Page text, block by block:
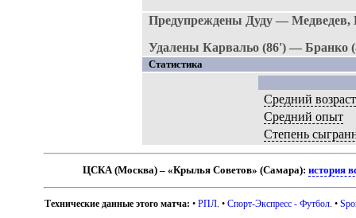
Предупреждены Дуду — Медведев,
Удалены Карвальо (86') — Бранко
Статистика
Средний возраст
Средний опыт
Степень
ЦСКА (Москва) – «Крылья Советов» (Самара):история
Технические данные этого матча: •РПЛ . •Спорт-Экспресс - Футбол . •